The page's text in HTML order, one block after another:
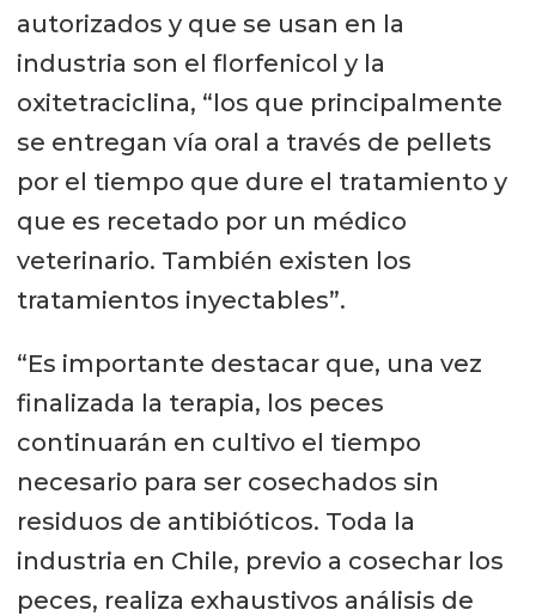
autorizados y que se usan en la
industria son el florfenicol y la
oxitetraciclina, “los que principalmente
se entregan vía oral a través de pellets
por el tiempo que dure el tratamiento y
que es recetado por un médico
veterinario. También existen los
tratamientos inyectables”.
“Es importante destacar que, una vez
finalizada la terapia, los peces
continuarán en cultivo el tiempo
necesario para ser cosechados sin
residuos de antibióticos. Toda la
industria en Chile, previo a cosechar los
peces, realiza exhaustivos análisis de